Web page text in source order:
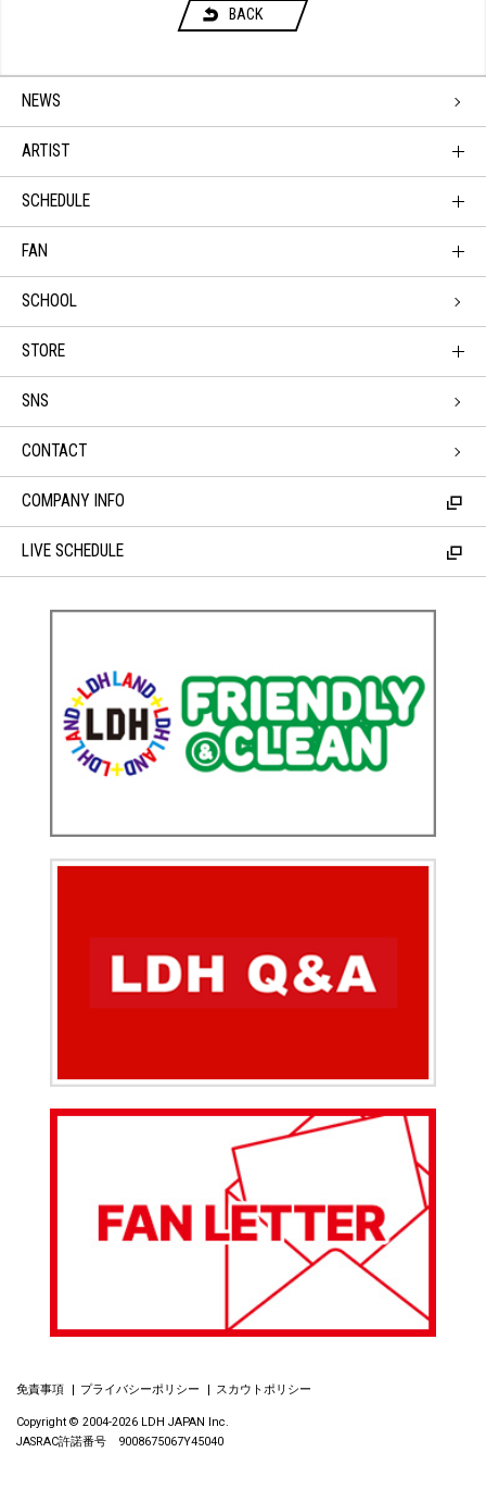
BACK
NEWS
ARTIST
SCHEDULE
FAN
SCHOOL
STORE
SNS
CONTACT
COMPANY INFO
LIVE SCHEDULE
免責事項 プライバシーポリシー スカウトポリシー
Copyright © 2004-2026 LDH JAPAN Inc.
JASRAC許諾番号 9008675067Y45040